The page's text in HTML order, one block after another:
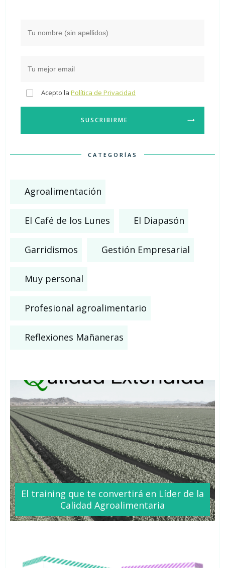
Acepto la Política de Privacidad
SUSCRIBIRME
CATEGORÍAS
Agroalimentación
El Café de los Lunes El Diapasón
Garridismos Gestión Empresarial
Muy personal
Profesional agroalimentario
Reflexiones Mañaneras
El training que te convertirá en Líder de la
Calidad Agroalimentaria